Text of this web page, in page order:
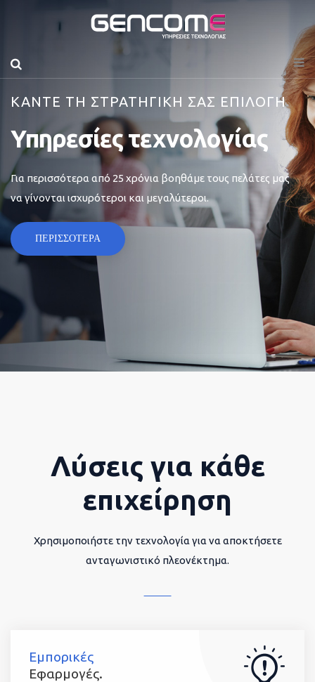
ΚΑΝΤΕ ΤΗ ΣΤΡΑΤΗΓΙΚΗ ΣΑΣ ΕΠΙΛΟΓΗ
Υπηρεσίες τεχνολογίας
Για περισσότερα από 25 χρόνια βοηθάμε τους πελάτες μας
να γίνονται ισχυρότεροι και μεγαλύτεροι.
ΠΕΡΙΣΣΟΤΕΡΑ
Λύσεις για κάθε
επιχείρηση
Χρησιμοποιήστε την τεχνολογία για να αποκτήσετε
ανταγωνιστικό πλεονέκτημα.
Εμπορικές
Εφαρμογές.